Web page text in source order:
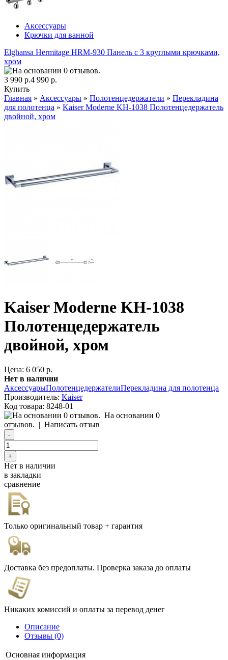
Аксессуары
Крючки для ванной
Elghansa Hermitage HRM-930 Панель с 3 круглыми крючками,
хром
3 990 р.4 990 р.
Купить
Главная » Аксессуары » Полотенцедержатели » Перекладина
для полотенца » Kaiser Moderne KH-1038 Полотенцедержатель
двойной, хром
Kaiser Moderne KH-1038
Полотенцедержатель
двойной, хром
Цена: 6 050 р.
Нет в наличии
АксессуарыПолотенцедержателиПерекладина для полотенца
Производитель: Kaiser
Код товара: 8248-01
На основании 0
отзывов. | Написать отзыв
Нет в наличии
в закладки
сравнение
Только оригинальный товар + гарантия
Доставка без предоплаты. Проверка заказа до оплаты
Никаких комиссий и оплаты за перевод денег
Описание
Отзывы (0)
Основная информация